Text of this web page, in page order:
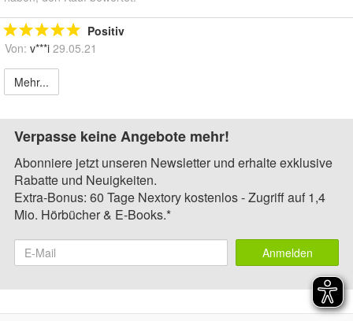
Positiv
Von: v***i 29.05.21
Mehr...
Verpasse keine Angebote mehr!
Abonniere jetzt unseren Newsletter und erhalte exklusive
Rabatte und Neuigkeiten.
Extra-Bonus: 60 Tage Nextory kostenlos - Zugriff auf 1,4
Mio. Hörbücher & E-Books.*
Anmelden